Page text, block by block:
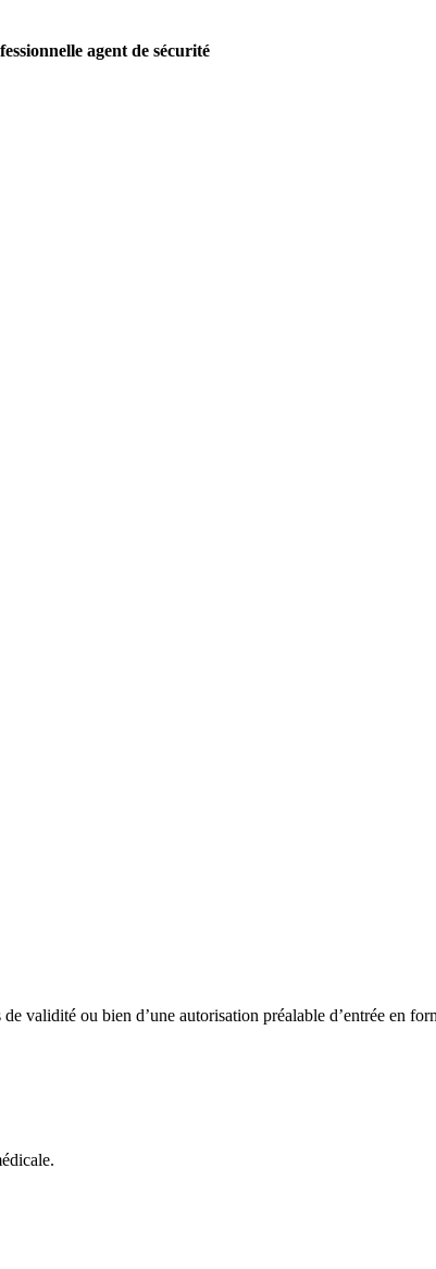
agent de sécurité
de validité ou bien d’une autorisation préalable d’entrée en